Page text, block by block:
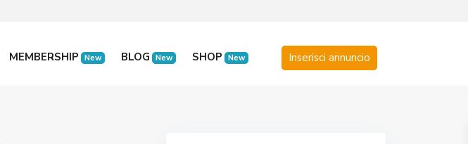
MEMBERSHIP New BLOG New SHOP New